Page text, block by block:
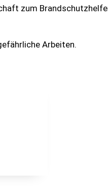
zum
Arbeiten.